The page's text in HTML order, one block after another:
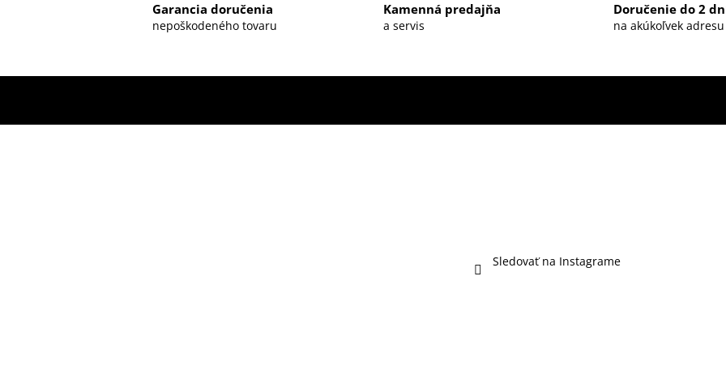
Garancia doručenia
nepoškodeného tovaru
Kamenná predajňa
a servis
Doručenie do 2
na akúkoľvek adresu
Sledovať na Instagrame